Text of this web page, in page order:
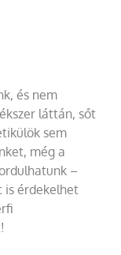
és nem
láttán, sőt
sem
még a
–
is érdekelhet